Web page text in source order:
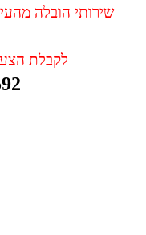
– שירותי הובלה
לקבלת